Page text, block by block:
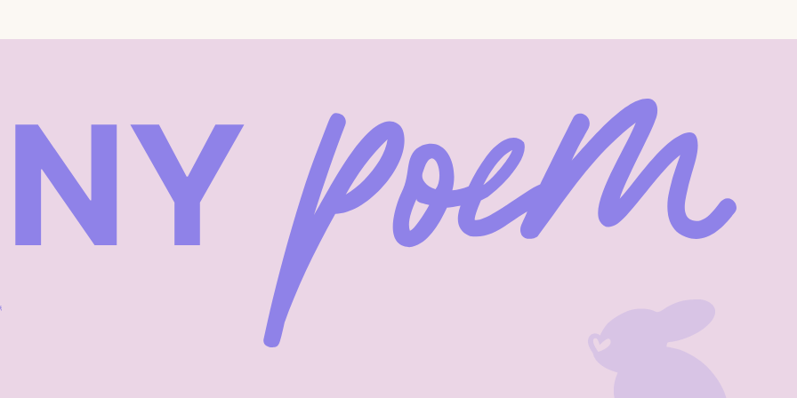
Instagram — проект Meta Platforms Inc., деятельность которой в России